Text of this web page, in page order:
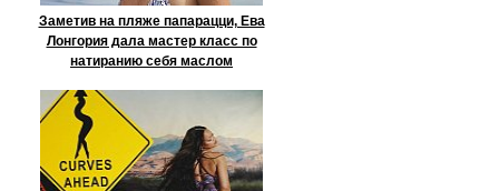
Заметив на пляже папарацци, Ева
Лонгория дала мастер класс по
натиранию себя маслом